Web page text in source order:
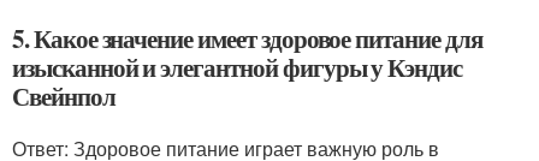
5. Какое значение имеет здоровое питание для
изысканной и элегантной фигуры у Кэндис
Свейнпол
Ответ: Здоровое питание играет важную роль в